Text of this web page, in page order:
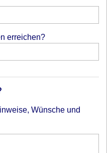
erreichen?
Wünsche und